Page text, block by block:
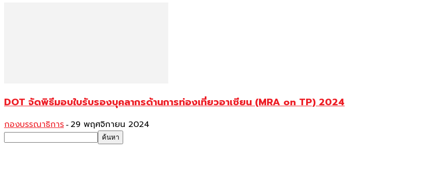
DOT จัดพิธีมอบใบรับรองบุคลากรด้านการท่องเที่ยวอาเซียน (MRA on TP) 2024
กองบรรณาธิการ - 29 พฤศจิกายน 2024